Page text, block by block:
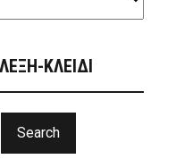
ΚΛΕΙΔΙ
Search